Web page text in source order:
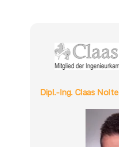
Dipl.-Ing. Claas Nolte